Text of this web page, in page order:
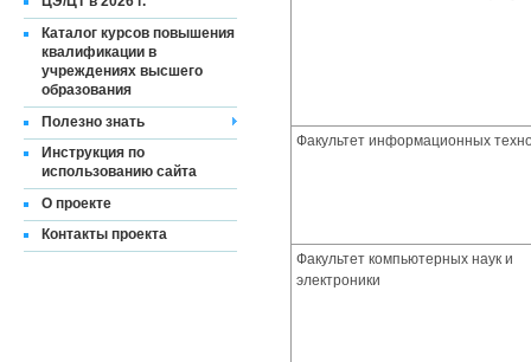
Каталог курсов повышения
квалификации в
учреждениях высшего
образования
Полезно знать
Инструкция по
использованию сайта
О проекте
Контакты проекта
Факультет информационных
Факультет компьютерных наук и
электроники